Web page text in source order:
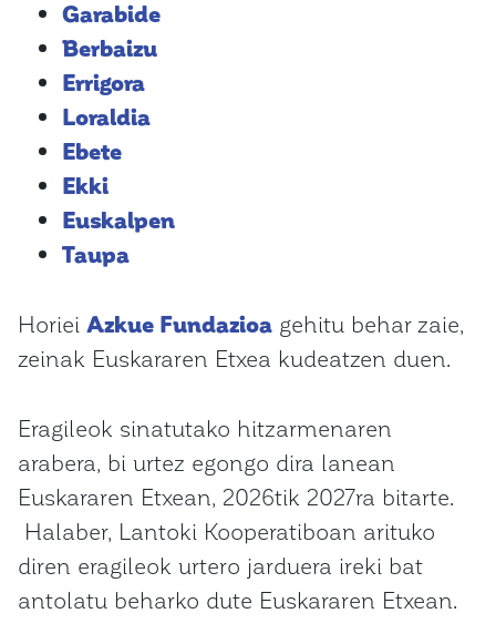
Garabide
Berbaizu
Errigora
Loraldia
Ebete
Ekki
Euskalpen
Taupa
Horiei Azkue Fundazioa gehitu behar zaie,
zeinak Euskararen Etxea kudeatzen duen.
Eragileok sinatutako hitzarmenaren
arabera, bi urtez egongo dira lanean
Euskararen Etxean, 2026tik 2027ra bitarte.
Halaber, Lantoki Kooperatiboan arituko
diren eragileok urtero jarduera ireki bat
antolatu beharko dute Euskararen Etxean.